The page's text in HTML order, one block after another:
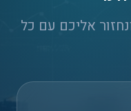
אליכם עם כל